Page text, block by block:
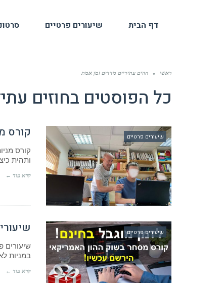
דף הבית שיעורים פרטיים
ראשי » חוזים עתידיים מדדים זמן אמת
כל הפוסטים בחוזים
שיעורים פרטיים קורס
קורס
ותהית
קרא עוד ←
שיעורים פרטיים
שיעורים
במניות
קרא עוד ←